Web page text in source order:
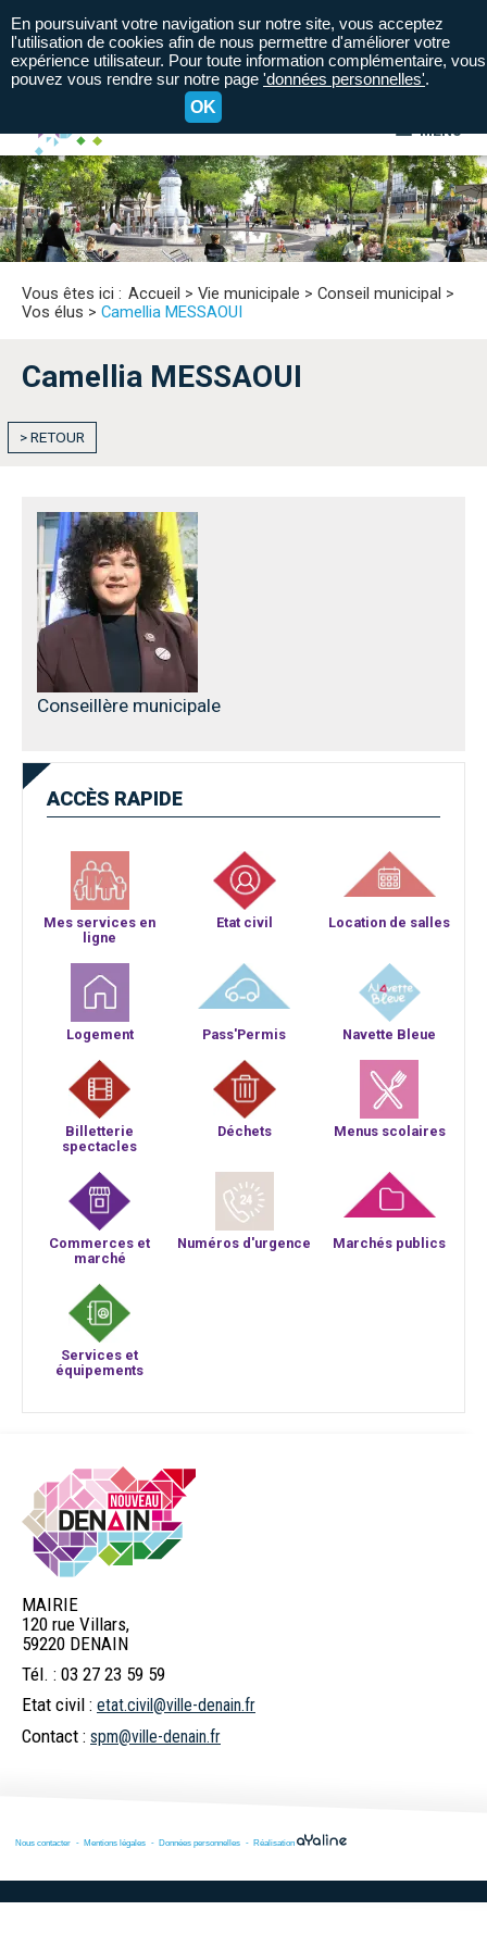
MENU
A= A- A+
Vous êtes ici : Accueil > Vie municipale > Conseil municipal >
Vos élus > Camellia MESSAOUI
Camellia MESSAOUI
> RETOUR
Conseillère municipale
ACCÈS RAPIDE
Mes services en
ligne
Etat civil Location de salles
Logement Pass'Permis Navette Bleue
Billetterie
spectacles
Déchets Menus scolaires
Commerces et
marché
Numéros d'urgence Marchés publics
Services et
équipements
MAIRIE
120 rue Villars,
59220 DENAIN
Tél. : 03 27 23 59 59
Etat civil : etat.civil@ville-denain.fr
Contact : spm@ville-denain.fr
Nous contacter Mentions légales Données personnelles Réalisation
En poursuivant votre navigation sur notre site, vous acceptez
l'utilisation de cookies afin de nous permettre d'améliorer votre
expérience utilisateur. Pour toute information complémentaire, vous
pouvez vous rendre sur notre page 'données personnelles'.
OK